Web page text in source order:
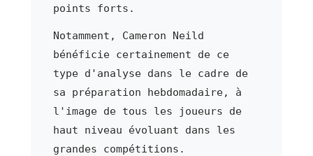
points forts.
Notamment, Cameron Neild
bénéficie certainement de ce
type d'analyse dans le cadre de
sa préparation hebdomadaire, à
l'image de tous les joueurs de
haut niveau évoluant dans les
grandes compétitions.